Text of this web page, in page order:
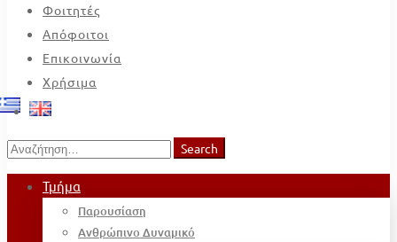
Φοιτητές
Απόφοιτοι
Επικοινωνία
Χρήσιμα
Search
for:
Search
Τμήμα
Παρουσίαση
Ανθρώπινο Δυναμικό